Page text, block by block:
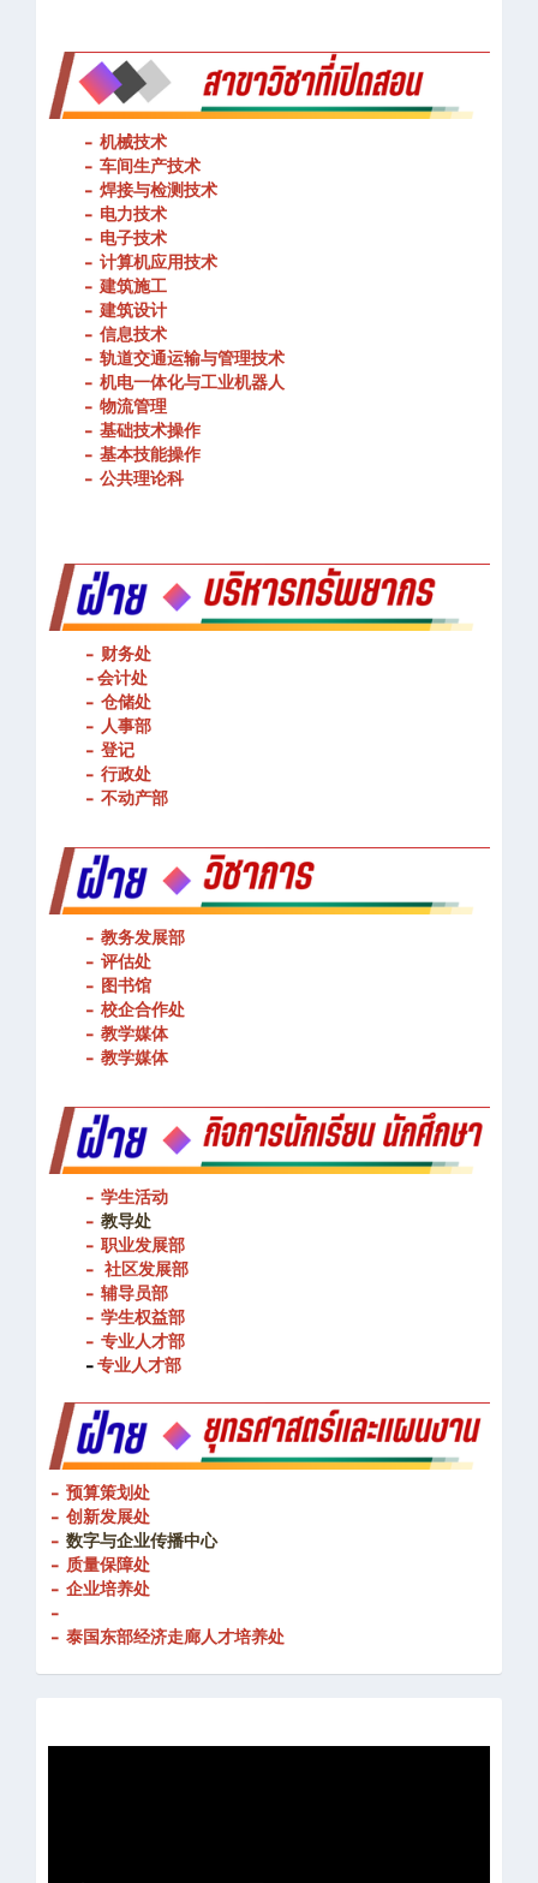
- 机械技术
- 车间生产技术
- 焊接与检测技术
- 电力技术
- 电子技术
- 计算机应用技术
-建筑施工
-建筑设计
- 信息技术
- 轨道交通运输与管理技术
- 机电一体化与工业机器人
- 物流管理
- 基础技术操作
- 基本技能操作
- 公共理论科
- 财务处
-会计处
- 仓储处
- 人事部
- 登记
- 行政处
- 不动产部
- 教务发展部
- 评估处
- 图书馆
- 校企合作处
- 教学媒体
- 教学媒体
- 学生活动
- 教导处
- 职业发展部
- 社区发展部
- 辅导员部
- 学生权益部
- 专业人才部
-专业人才部
- 预算策划处
- 创新发展处
- 数字与企业传播中心
- 质量保障处
- 企业培养处
-
- 泰国东部经济走廊人才培养处